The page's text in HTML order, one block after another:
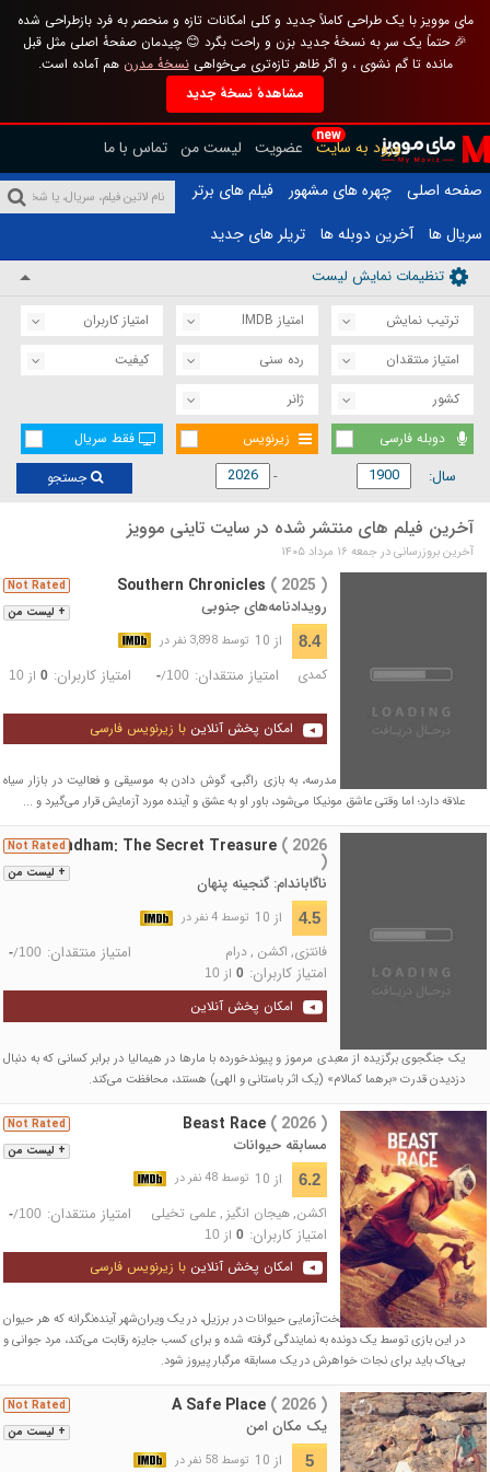
مای موویز با یک طراحی کاملاً جدید و کلی امکانات تازه و منحصر به فرد بازطراحی شده
🎉 حتماً یک سر به نسخهٔ جدید بزن و راحت بگرد 😊 چیدمان صفحهٔ اصلی مثل قبل
مانده تا گم نشوی ، و اگر ظاهر تازه‌تری می‌خواهینسخهٔ مدرن هم آماده است.
مشاهدهٔ نسخهٔ جدید
new
ورود به سایت عضویت لیست من تماس با ما
صفحه اصلی
چهره های مشهور
فیلم های برتر
سریال ها
آخرین دوبله ها تریلر های جدید
تنظیمات نمایش لیست
ترتیب نمایش امتیاز IMDB
امتیاز کاربران
امتیاز منتقدان
رده سنی
کیفیت
کشور
ژانر
دوبله فارسی
زیرنویس فقط سریال
سال: جستجو
آخرین فیلم های منتشر شده در سایت تاینی موویز
آخرین بروزرسانی در جمعه ۱۶ مرداد ۱۴۰۵
+ لیست من
Not Rated Southern Chronicles ( 2025 )
رویدادنامه‌های جنوبی
8.4 از 10 توسط 3,898 نفر در
کمدی امتیاز منتقدان: -/100 امتیاز کاربران: 0از 10
امکان پخش آنلاین با زیرنویس فارسی
ریمانتس بیشتر از درس و مدرسه، به بازی راگبی، گوش دادن به موسیقی و فعالیت در بازار سیاه
علاقه دارد؛ اما وقتی عاشق مونیکا می‌شود، باور او به عشق و آینده مورد آزمایش قرار می‌گیرد و ...
+ لیست من
Not Rated
Nagabandham: The Secret Treasure ( 2026
)
ناگاباندام: گنجینه پنهان
4.5 از 10 توسط 4 نفر در
فانتزی, اکشن ,درام امتیاز منتقدان: -/100
امتیاز کاربران: 0از 10
امکان پخش آنلاین
یک جنگجوی برگزیده از معبدی مرموز و پیوندخورده با مارها در هیمالیا در برابر کسانی که به دنبال
دزدیدن قدرت «برهما کمالام» (یک اثر باستانی و الهی) هستند، محافظت می‌کند.
+ لیست من
Not Rated Beast Race ( 2026 )
مسابقه حیوانات
6.2 از 10 توسط 48 نفر در
اکشن, هیجان انگیز , علمی تخیلی امتیاز منتقدان: -/100
امتیاز کاربران: 0از 10
امکان پخش آنلاین با زیرنویس فارسی
با الهام از دنیای غیرقانونی بخت‌آزمایی حیوانات در برزیل، در یک ویران‌شهر آینده‌نگرانه که هر حیوان
در این بازی توسط یک دونده به نمایندگی گرفته شده و برای کسب جایزه رقابت می‌کند، مرد جوانی و
بی‌باک باید برای نجات خواهرش در یک مسابقه مرگبار پیروز شود.
+ لیست من
Not Rated A Safe Place ( 2026 )
یک مکان امن
5 از 10 توسط 58 نفر در